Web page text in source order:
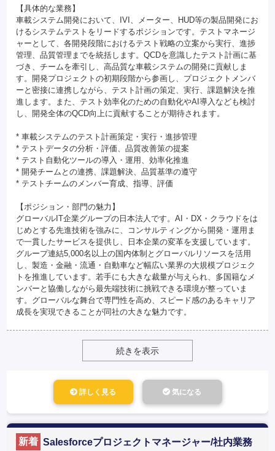
【具体的な業務】
車載システム開発において、IVI、メーター、HUD等の製品開発にお
けるシステムテストをリードするポジションです。テストマネージ
ャーとして、各開発段階におけるテスト戦略の立案から実行、進捗
管理、品質管理までを統括します。QCDを意識したテスト計画に基
づき、チームを牽引し、高品質な車載システムの開発に貢献しま
す。開発プロジェクトの初期段階から参画し、プロジェクトメンバ
ーと密接に連携しながら、テスト計画の策定、実行、課題解決を推
進します。また、テスト効率化のための自動化やAI導入なども検討
し、開発全体のQCD向上に貢献することが期待されます。
* 車載システムのテスト計画策定・実行・進捗管理
* テストデータの分析・評価、品質改善策の提案
* テスト自動化ツールの導入・運用、効率化推進
* 開発チームとの連携、課題解決、品質基準の遵守
* テストチームのメンバー育成、指導、評価
【ポジション・部門の魅力】
グローバルIT企業グループの日本法人です。AI・DX・クラウドをは
じめとする先進技術を強みに、コンサルティングから開発・運用ま
で一貫したサービスを提供し、日本企業の変革を支援しています。
グループ連結5,000名以上の国内体制とグローバルリソースを活用
し、製造・金融・流通・自動車など幅広い業界の大規模プロジェク
トを推進しています。若手にも大きな裁量が与えられ、多国籍なメ
ンバーと協働しながら最先端技術に挑戦できる環境が整っていま
す。グローバルな舞台で専門性を高め、スピード感のあるキャリア
成長を実現できることが同社の大きな魅力です。
続きを表示
詳しく見る 気になる
新着 Salesforceプロジェクトマネージャー/社内業務